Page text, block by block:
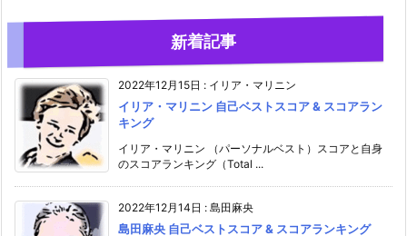
新着記事
2022年12月15日 : イリア・マリニン
イリア・マリニン 自己ベストスコア & スコアラン
キング
イリア・マリニン （パーソナルベスト）スコアと自身
のスコアランキング（Total ...
2022年12月14日 : 島田麻央
島田麻央 自己ベストスコア & スコアランキング